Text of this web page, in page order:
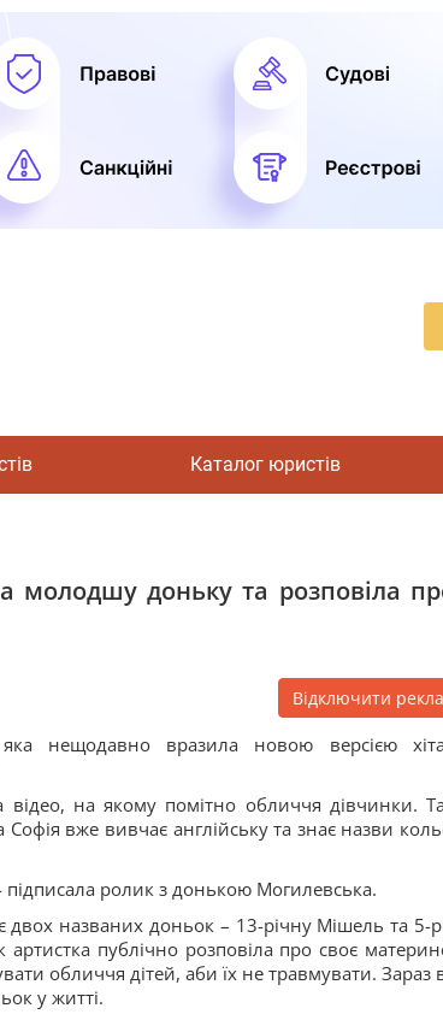
Каталог юристів
молодшу доньку та розповіла
Відключити
яка нещодавно вразила новою версією
на якому помітно обличчя дівчинки.
вже вивчає англійську та знає назви
ролик з донькою Могилевська.
названих доньок – 13-річну Мішель та 5-
публічно розповіла про своє
обличчя дітей, аби їх не травмувати. Зараз
у житті.